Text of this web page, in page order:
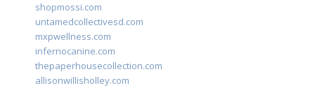
shopmossi.com
untamedcollectivesd.com
mxpwellness.com
infernocanine.com
thepaperhousecollection.com
allisonwillisholley.com